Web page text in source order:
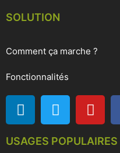
SOLUTION
Comment ça marche ?
Fonctionnalités
USAGES POPULAIRES